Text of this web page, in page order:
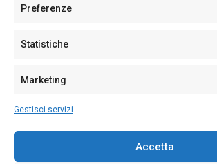
Preferenze
Statistiche
Marketing
Gestisci servizi
Accetta
Sede:Via Cristoforo Colombo 09013 Carbonia
Partita IVA02270380922
128/2020 del 10/02/2020
Per la Pubblicità: